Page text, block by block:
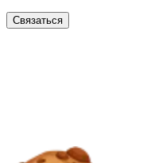
Связаться